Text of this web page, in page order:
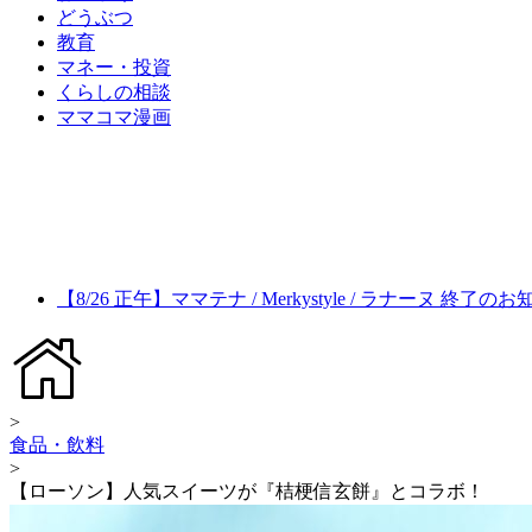
どうぶつ
教育
マネー・投資
くらしの相談
ママコマ漫画
【8/26 正午】ママテナ / Merkystyle / ラナーヌ 終了のお
>
食品・飲料
>
【ローソン】人気スイーツが『桔梗信玄餅』とコラボ！